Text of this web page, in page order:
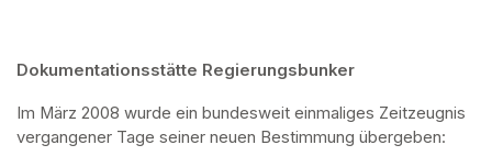
Dokumentationsstätte Regierungsbunker
Im März 2008 wurde ein bundesweit einmaliges Zeitzeugnis
vergangener Tage seiner neuen Bestimmung übergeben: